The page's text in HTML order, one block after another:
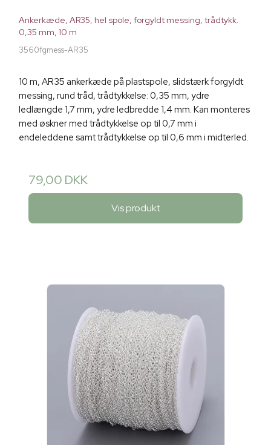
Ankerkæde, AR35, hel spole, forgyldt messing, trådtykk.
0,35 mm, 10 m
3560fgmess-AR35
10 m, AR35 ankerkæde på plastspole, slidstærk forgyldt
messing, rund tråd, trådtykkelse: 0,35 mm, ydre
ledlængde 1,7 mm, ydre ledbredde 1,4 mm. Kan monteres
med øskner med trådtykkelse op til 0,7 mm i
endeleddene samt trådtykkelse op til 0,6 mm i midterled.
79,00 DKK
Vis produkt